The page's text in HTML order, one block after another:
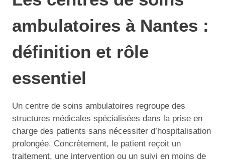
ambulatoires à Nantes :
définition et rôle
essentiel
Un centre de soins ambulatoires regroupe des
structures médicales spécialisées dans la prise en
charge des patients sans nécessiter d’hospitalisation
prolongée. Concrètement, le patient reçoit un
traitement, une intervention ou un suivi en moins de